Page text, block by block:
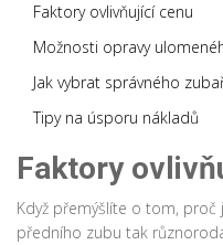
Faktory ovlivňující cenu
Možnosti opravy
Jak vybrat správného
Tipy na úsporu nákladů
Faktory
Když přemýšlíte o tom, proč
předního zubu tak